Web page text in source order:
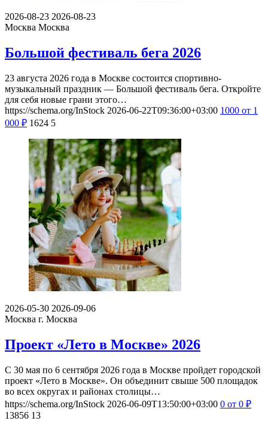
https://schema.org/InStock
0Бесплатно 1463
2026-08-23 2026-08-23
Москва Москва
Большой фестиваль бега 2026
23 августа 2026 года в Москве состоится спортивно-
музыкальный праздник — Большой фестиваль бега. Откройте
для себя новые грани этого…
https://schema.org/InStock
000₽ 1624 5